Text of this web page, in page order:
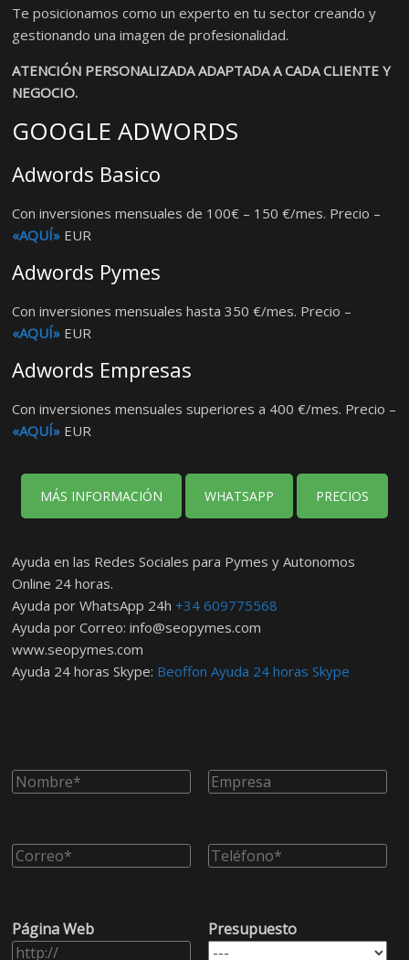
Te posicionamos como un experto en tu sector creando y
gestionando una imagen de profesionalidad.
ATENCIÓN PERSONALIZADA ADAPTADA A CADA CLIENTE Y
NEGOCIO.
GOOGLE ADWORDS
Adwords Basico
Con inversiones mensuales de 100€ – 150 €/mes. Precio –
«AQUÍ» EUR
Adwords Pymes
Con inversiones mensuales hasta 350 €/mes. Precio –
«AQUÍ» EUR
Adwords Empresas
Con inversiones mensuales superiores a 400 €/mes. Precio –
«AQUÍ» EUR
MÁS INFORMACIÓN WHATSAPP PRECIOS
Ayuda en las Redes Sociales para Pymes y Autonomos
Online 24 horas.
Ayuda por WhatsApp 24h+34 609775568
Ayuda por Correo:info@seopymes.com
www.seopymes.com
Ayuda 24 horas Skype: Beoffon Ayuda 24 horas Skype
Página Web Presupuesto